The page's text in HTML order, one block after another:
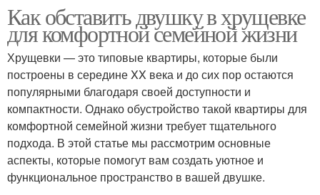
Как обставить двушку в хрущевке
для комфортной семейной жизни
Хрущевки — это типовые квартиры, которые были
построены в середине XX века и до сих пор остаются
популярными благодаря своей доступности и
компактности. Однако обустройство такой квартиры для
комфортной семейной жизни требует тщательного
подхода. В этой статье мы рассмотрим основные
аспекты, которые помогут вам создать уютное и
функциональное пространство в вашей двушке.